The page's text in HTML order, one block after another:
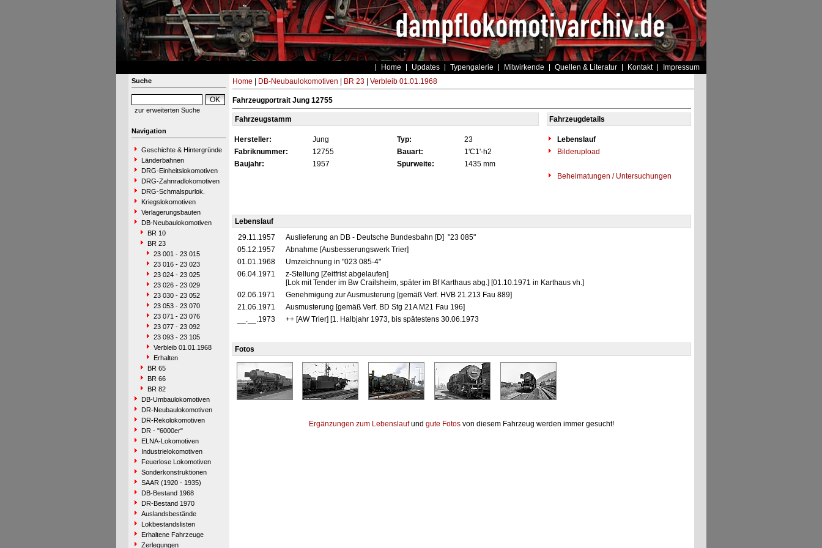
Home Updates Typengalerie Mitwirkende Quellen & Literatur Kontakt Impressum
Suche
zur erweiterten Suche
Navigation
Geschichte & Hintergründe
Länderbahnen
DRG-Einheitslokomotiven
DRG-Zahnradlokomotiven
DRG-Schmalspurlok.
Kriegslokomotiven
Verlagerungsbauten
DB-Neubaulokomotiven
BR 10
BR 23
23 001 - 23 015
23 016 - 23 023
23 024 - 23 025
23 026 - 23 029
23 030 - 23 052
23 053 - 23 070
23 071 - 23 076
23 077 - 23 092
23 093 - 23 105
Verbleib 01.01.1968
Erhalten
BR 65
BR 66
BR 82
DB-Umbaulokomotiven
DR-Neubaulokomotiven
DR-Rekolokomotiven
DR - "6000er"
ELNA-Lokomotiven
Industrielokomotiven
Feuerlose Lokomotiven
Sonderkonstruktionen
SAAR (1920 - 1935)
DB-Bestand 1968
DR-Bestand 1970
Auslandsbestände
Lokbestandslisten
Erhaltene Fahrzeuge
Zerlegungen
Home DB-Neubaulokomotiven BR 23| Verbleib 01.01.1968
Fahrzeugportrait Jung 12755
Fahrzeugstamm Fahrzeugdetails
Hersteller: Jung Typ: 23
Lebenslauf
Fabriknummer:
12755 Bauart: 1'C1'-h2
Bilderupload
Baujahr:
1957 Spurweite:
1435 mm
Beheimatungen / Untersuchungen
Lebenslauf
29.11.1957
Auslieferung an DB - Deutsche Bundesbahn [D] "23 085"
05.12.1957
Abnahme [Ausbesserungswerk Trier]
01.01.1968
Umzeichnung in "023 085-4"
06.04.1971
z-Stellung [Zeitfrist abgelaufen]
[Lok mit Tender im Bw Crailsheim, später im Bf Karthaus abg.] [01.10.1971 in Karthaus vh.]
02.06.1971
Genehmigung zur Ausmusterung [gemäß Verf. HVB 21.213 Fau 889]
21.06.1971
Ausmusterung [gemäß Verf. BD Stg 21A M21 Fau 196]
__.__.1973
++ [AW Trier] [1. Halbjahr 1973, bis spätestens 30.06.1973
Fotos
Ergänzungen zum Lebenslaufund gute Fotos von diesem Fahrzeug werden immer gesucht!